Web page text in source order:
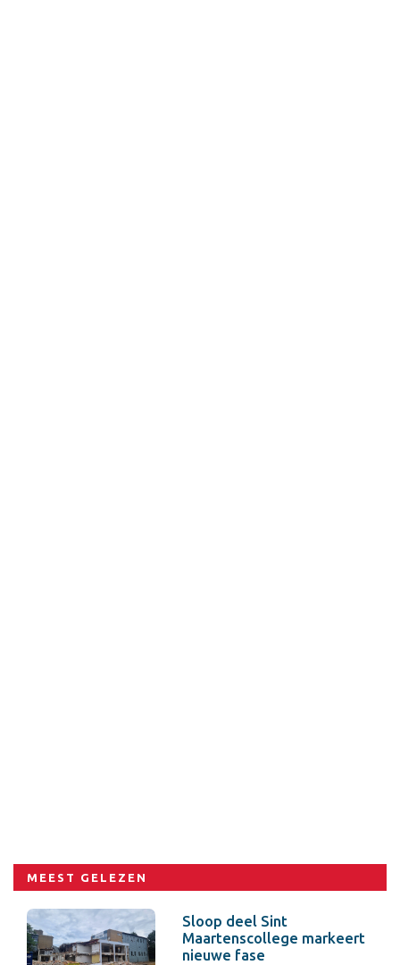
MEEST GELEZEN
Sloop deel Sint
Maartenscollege markeert
nieuwe fase